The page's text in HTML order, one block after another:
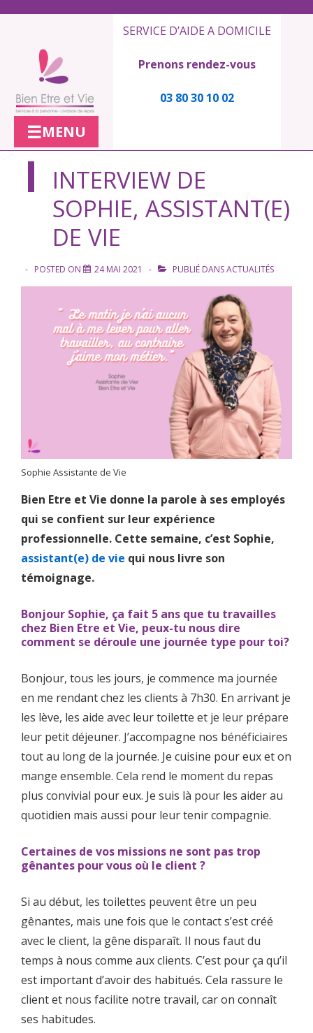
contenu
SERVICE D’AIDE A DOMICILE
Prenons rendez-vous
03 80 30 10 02
MENU
INTERVIEW DE
SOPHIE, ASSISTANT(E)
DE VIE
POSTED ON 24 MAI 2021 PUBLIÉ DANSACTUALITÉS
Sophie Assistante de Vie
Bien Etre et Vie donne la parole à ses employés
qui se confient sur leur expérience
professionnelle. Cette semaine, c’est Sophie,
assistant(e) de vie qui nous livre son
témoignage.
Bonjour Sophie, ça fait 5 ans que tu travailles
chez Bien Etre et Vie, peux-tu nous dire
comment se déroule une journée type pour toi?
Bonjour, tous les jours, je commence ma journée
en me rendant chez les clients à 7h30. En arrivant je
les lève, les aide avec leur toilette et je leur prépare
leur petit déjeuner. J’accompagne nos bénéficiaires
tout au long de la journée. Je cuisine pour eux et on
mange ensemble. Cela rend le moment du repas
plus convivial pour eux. Je suis là pour les aider au
quotidien mais aussi pour leur tenir compagnie.
Certaines de vos missions ne sont pas trop
gênantes pour vous où le client ?
Si au début, les toilettes peuvent être un peu
gênantes, mais une fois que le contact s’est créé
avec le client, la gêne disparaît. Il nous faut du
temps à nous comme aux clients. C’est pour ça qu’il
est important d’avoir des habitués. Cela rassure le
client et nous facilite notre travail, car on connaît
ses habitudes.